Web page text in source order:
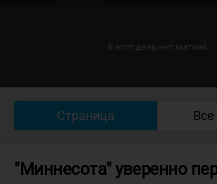
В этот день нет матчей
Страница Все
"Миннесота" уверенно